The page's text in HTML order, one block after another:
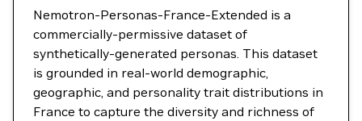
Nemotron-Personas-France-Extended is a
commercially-permissive dataset of
synthetically-generated personas. This dataset
is grounded in real-world demographic,
geographic, and personality trait distributions in
France to capture the diversity and richness of